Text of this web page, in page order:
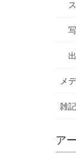
メ
雑記
ア